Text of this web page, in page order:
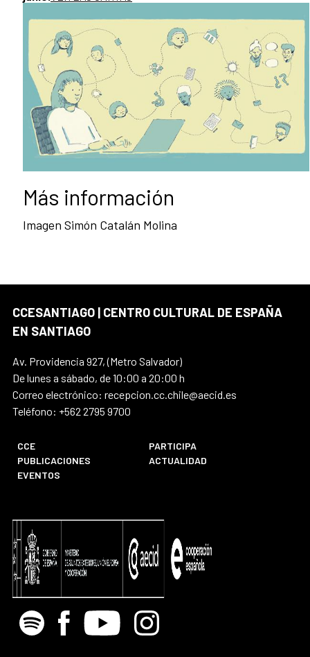
Más información
Imagen Simón Catalán Molina
CCESANTIAGO | CENTRO CULTURAL DE ESPAÑA
EN SANTIAGO
Av. Providencia 927, (Metro Salvador)
De lunes a sábado, de 10:00 a 20:00 h
Correo electrónico: recepcion.cc.chile@aecid.es
Teléfono: +562 2795 9700
CCE
PARTICIPA
PUBLICACIONES
ACTUALIDAD
EVENTOS
Spotify Facebook
Youtube Instagram